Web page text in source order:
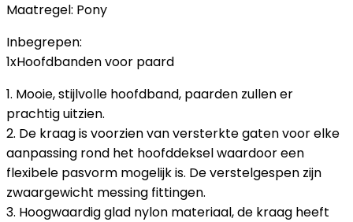
Maatregel: Pony
Inbegrepen:
1xHoofdbanden voor paard
1. Mooie, stijlvolle hoofdband, paarden zullen er
prachtig uitzien.
2. De kraag is voorzien van versterkte gaten voor elke
aanpassing rond het hoofddeksel waardoor een
flexibele pasvorm mogelijk is. De verstelgespen zijn
zwaargewicht messing fittingen.
3. Hoogwaardig glad nylon materiaal, de kraag heeft